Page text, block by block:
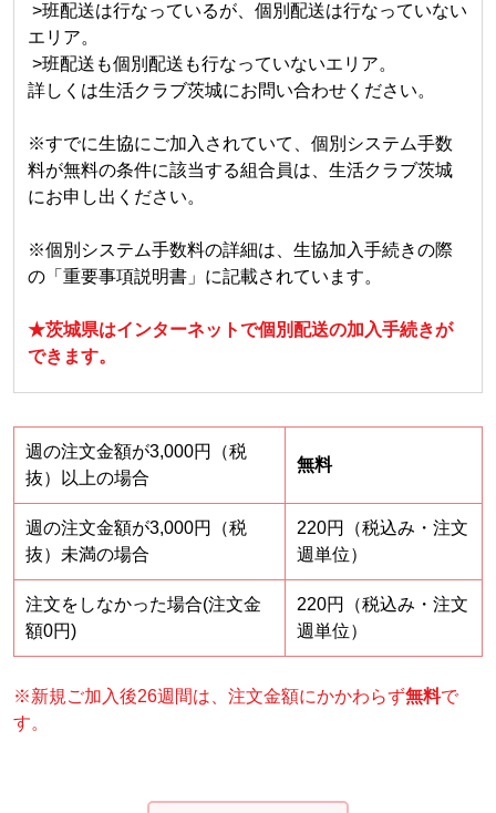
>班配送は行なっているが、個別配送は行なっていない
エリア。
>班配送も個別配送も行なっていないエリア。
詳しくは生活クラブ茨城にお問い合わせください。
※すでに生協にご加入されていて、個別システム手数
料が無料の条件に該当する組合員は、生活クラブ茨城
にお申し出ください。
※個別システム手数料の詳細は、生協加入手続きの際
の「重要事項説明書」に記載されています。
★茨城県はインターネットで個別配送の加入手続きが
できます。
週の注文金額が3,000円（税
抜）以上の場合
無料
週の注文金額が3,000円（税
抜）未満の場合
220円（税込み・注文
週単位）
注文をしなかった場合(注文金
額0円)
220円（税込み・注文
週単位）
※新規ご加入後26週間は、注文金額にかかわらず無料で
す。